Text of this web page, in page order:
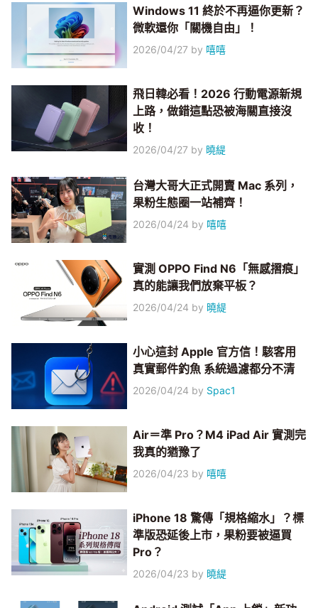
Windows 11 終於不再逼你更新？
微軟還你「關機自由」！
2026/04/27 by 嘻嘻
飛日韓必看！2026 行動電源新規
上路，做錯這點恐被海關直接沒
收！
2026/04/27 by 曉緹
台灣大哥大正式開賣 Mac 系列，
果粉生態圈一站補齊！
2026/04/24 by 嘻嘻
實測 OPPO Find N6「無感摺痕」
真的能讓我們放棄平板？
2026/04/24 by 曉緹
小心這封 Apple 官方信！駭客用
真實郵件釣魚 系統過濾都分不清
2026/04/24 by Spac1
Air＝準 Pro？M4 iPad Air 實測完
我真的猶豫了
2026/04/23 by 嘻嘻
iPhone 18 驚傳「規格縮水」？標
準版恐延後上市，果粉要被逼買
Pro？
2026/04/23 by 曉緹